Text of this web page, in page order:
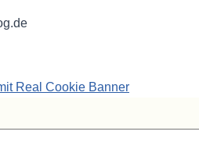
Real Cookie Banner